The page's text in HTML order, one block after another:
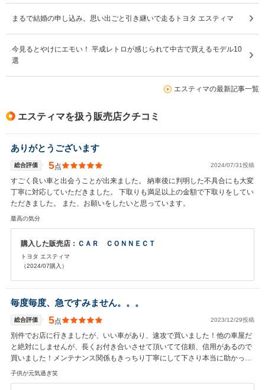
まるで結婚の申し込み。思い出ごと引き継いで走るトヨタ エスティマ
今見るとやけにエモい！ 平成レトロが感じられて中古で買えるモデル10
選
エスティマの最新記事一覧
エスティマを扱う販売店クチコミ
ありがとうございます
総合評価 5点 2024/07/31投稿
すごく良い車と出会うことが出来ました。 納車後に判明した不具合にも大変
丁寧に対応していただきました。 下取りも満足以上の金額で下取りをしてい
ただきました。 また、お願いをしたいと思っています。
最高の気分
購入した販売店： ＣＡＲ ＣＯＮＮＥＣＴ
トヨタ エスティマ
（2024/07購入）
毎度毎度、急ですみません。。。
総合評価 5点 2023/12/29投稿
別件でお店に行きましたが、いい車があり、速攻で買いました！他の車屋だ
と絶対にしませんが、長くお付き合いさせて頂いてて信頼、信用があるので
買いました！メンテナンス関係もきっちり丁寧にして下さり本当に助かって
ます！納車も年内でできる様に全力で書類等の手続きもして下さり、3日も
子供が元気過ぎ笑